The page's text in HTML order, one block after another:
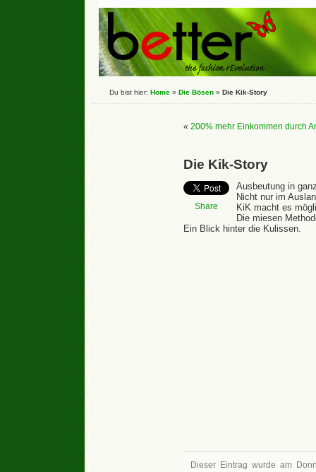
Du bist hier: Home » Die Bösen » Die Kik-Story
« 200% mehr Einkommen durch
Die Kik-Story
Share
Ausbeutung in
Nicht nur im
KiK macht es
Die miesen
Ein Blick hinter die Kulissen.
Dieser Eintrag wurde am